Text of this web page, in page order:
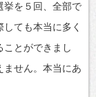
を５回、全部で
ても本当に多く
とができまし
ません。本当にあ